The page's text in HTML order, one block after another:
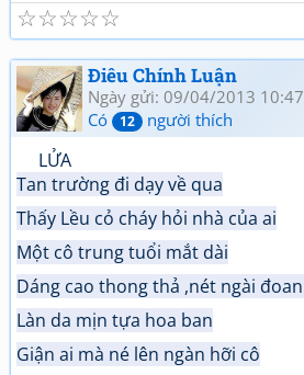
☆
☆
☆
☆
☆
Điêu Chính Luận
Ngày gửi: 09/04/2013 10:47
Có
12 người thích
LỬA
Tan trường đi dạy về qua
Thấy Lều cỏ cháy hỏi nhà của ai
Một cô trung tuổi mắt dài
Dáng cao thong thả ,nét ngài
Làn da mịn tựa hoa ban
Giận ai mà né lên ngàn hỡi cô